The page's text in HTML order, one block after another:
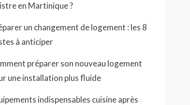
en Martinique ?
un changement de logement : les 8
à anticiper
préparer son nouveau logement
une installation plus fluide
indispensables cuisine après